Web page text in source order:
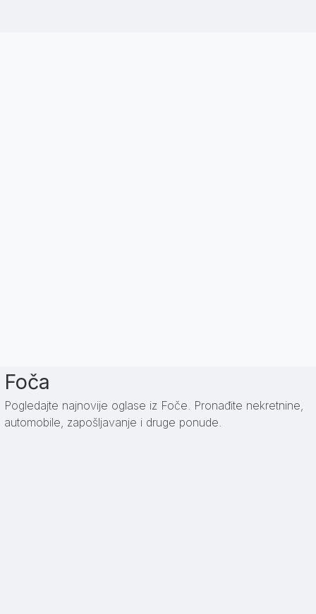
Foča
Pogledajte najnovije oglase iz Foče. Pronađite nekretnine,
automobile, zapošljavanje i druge ponude.